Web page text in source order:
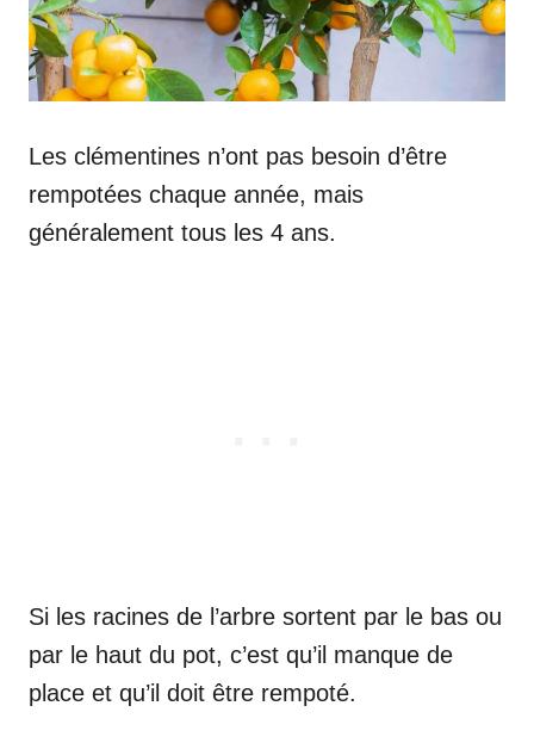
Les clémentines n’ont pas besoin d’être
rempotées chaque année, mais
généralement tous les 4 ans.
Si les racines de l’arbre sortent par le bas ou
par le haut du pot, c’est qu’il manque de
place et qu’il doit être rempoté.